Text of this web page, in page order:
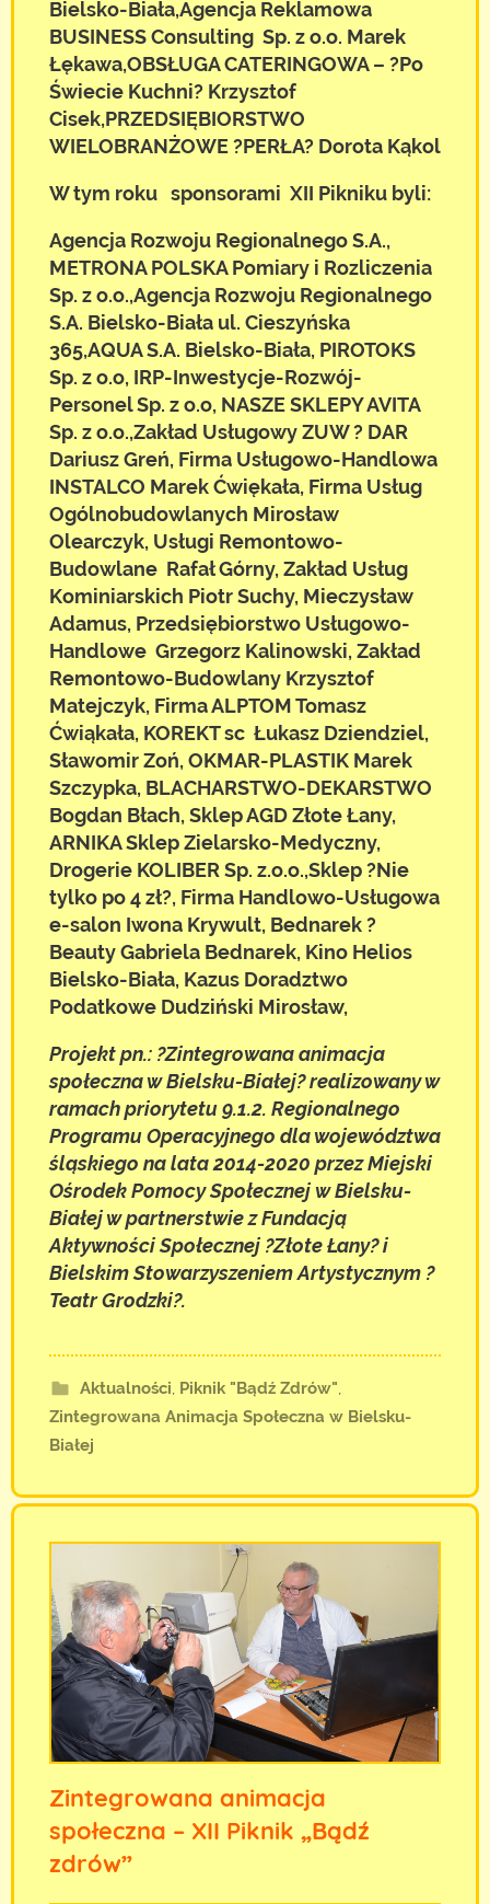
Bielsko-Biała,Agencja Reklamowa
BUSINESS Consulting Sp. z o.o. Marek
Łękawa,OBSŁUGA CATERINGOWA – ?Po
Świecie Kuchni? Krzysztof
Cisek,PRZEDSIĘBIORSTWO
WIELOBRANŻOWE ?PERŁA? Dorota Kąkol
W tym roku sponsorami XII Pikniku byli:
Agencja Rozwoju Regionalnego S.A.,
METRONA POLSKA Pomiary i Rozliczenia
Sp. z o.o.,Agencja Rozwoju Regionalnego
S.A. Bielsko-Biała ul. Cieszyńska
365,AQUA S.A. Bielsko-Biała, PIROTOKS
Sp. z o.o, IRP-Inwestycje-Rozwój-
Personel Sp. z o.o, NASZE SKLEPY AVITA
Sp. z o.o.,Zakład Usługowy ZUW ? DAR
Dariusz Greń, Firma Usługowo-Handlowa
INSTALCO Marek Ćwiękała, Firma Usług
Ogólnobudowlanych Mirosław
Olearczyk, Usługi Remontowo-
Budowlane Rafał Górny, Zakład Usług
Kominiarskich Piotr Suchy, Mieczysław
Adamus, Przedsiębiorstwo Usługowo-
Handlowe Grzegorz Kalinowski, Zakład
Remontowo-Budowlany Krzysztof
Matejczyk, Firma ALPTOM Tomasz
Ćwiąkała, KOREKT sc Łukasz Dziendziel,
Sławomir Zoń, OKMAR-PLASTIK Marek
Szczypka, BLACHARSTWO-DEKARSTWO
Bogdan Błach, Sklep AGD Złote Łany,
ARNIKA Sklep Zielarsko-Medyczny,
Drogerie KOLIBER Sp. z.o.o.,Sklep ?Nie
tylko po 4 zł?, Firma Handlowo-Usługowa
e-salon Iwona Krywult, Bednarek ?
Beauty Gabriela Bednarek, Kino Helios
Bielsko-Biała, Kazus Doradztwo
Podatkowe Dudziński Mirosław,
Projekt pn.: ?Zintegrowana animacja
społeczna w Bielsku-Białej? realizowany w
ramach priorytetu 9.1.2. Regionalnego
Programu Operacyjnego dla województwa
śląskiego na lata 2014-2020 przez Miejski
Ośrodek Pomocy Społecznejw Bielsku-
Białej w partnerstwie z Fundacją
Aktywności Społecznej ?Złote Łany? i
Bielskim Stowarzyszeniem Artystycznym ?
Teatr Grodzki?.
Aktualności, Piknik "Bądź Zdrów",
Zintegrowana Animacja Społeczna w Bielsku-
Białej
Zintegrowana animacja
społeczna – XII Piknik „Bądź
zdrów”